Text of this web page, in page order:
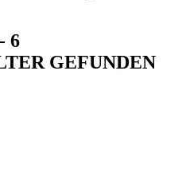
6
GEFUNDEN